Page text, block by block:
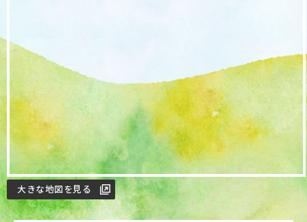
大きな地図を見る